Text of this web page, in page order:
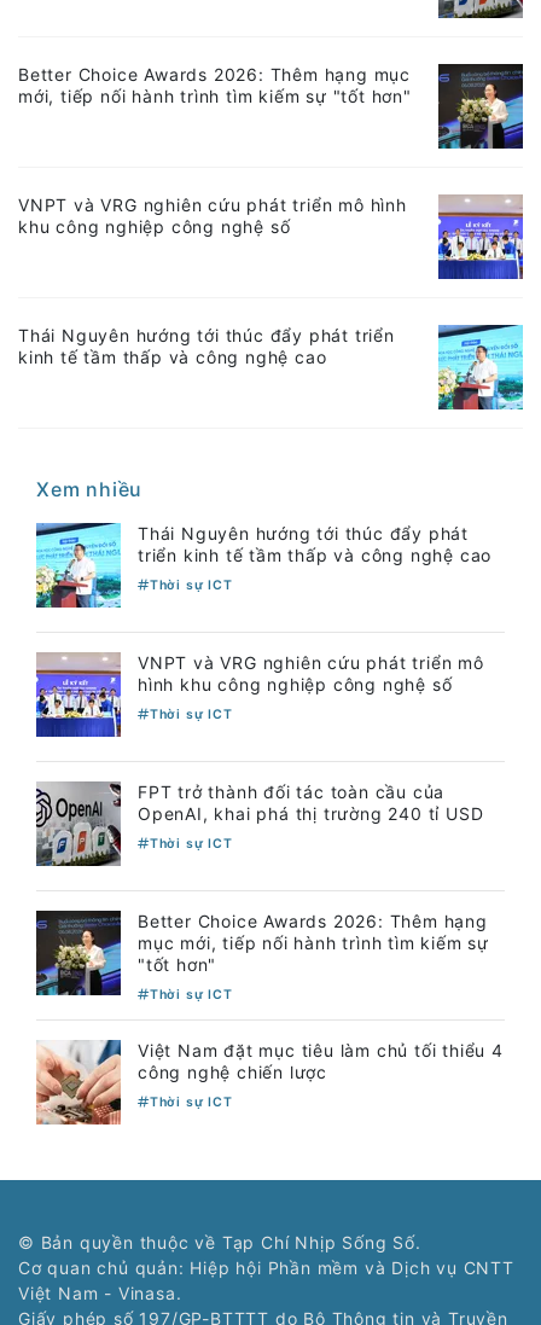
Better Choice Awards 2026: Thêm hạng mục
mới, tiếp nối hành trình tìm kiếm sự "tốt hơn"
VNPT và VRG nghiên cứu phát triển mô hình
khu công nghiệp công nghệ số
Thái Nguyên hướng tới thúc đẩy phát triển
kinh tế tầm thấp và công nghệ cao
Xem nhiều
Thái Nguyên hướng tới thúc đẩy phát
triển kinh tế tầm thấp và công nghệ cao
Thời sự ICT
VNPT và VRG nghiên cứu phát triển mô
hình khu công nghiệp công nghệ số
Thời sự ICT
FPT trở thành đối tác toàn cầu của
OpenAI, khai phá thị trường 240 tỉ USD
Thời sự ICT
Better Choice Awards 2026: Thêm hạng
mục mới, tiếp nối hành trình tìm kiếm sự
"tốt hơn"
Thời sự ICT
Việt Nam đặt mục tiêu làm chủ tối thiểu 4
công nghệ chiến lược
Thời sự ICT
© Bản quyền thuộc về Tạp Chí Nhịp Sống Số.
Cơ quan chủ quản: Hiệp hội Phần mềm và Dịch vụ CNTT
Việt Nam - Vinasa.
Giấy phép số 197/GP-BTTTT do Bộ Thông tin và Truyền